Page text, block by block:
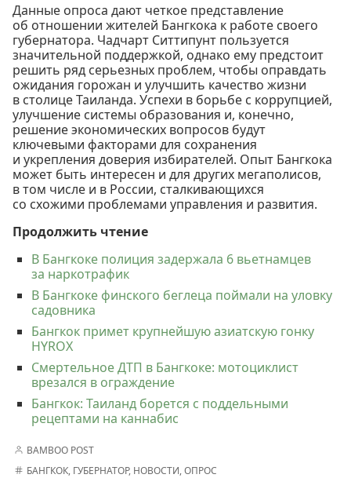
Данные опроса дают четкое представление
об отношении жителей Бангкока к работе своего
губернатора. Чадчарт Ситтипунт пользуется
значительной поддержкой, однако ему предстоит
решить ряд серьезных проблем, чтобы оправдать
ожидания горожан и улучшить качество жизни
в столице Таиланда. Успехи в борьбе с коррупцией,
улучшение системы образования и, конечно,
решение экономических вопросов будут
ключевыми факторами для сохранения
и укрепления доверия избирателей. Опыт Бангкока
может быть интересен и для других мегаполисов,
в том числе и в России, сталкивающихся
со схожими проблемами управления и развития.
Продолжить чтение
В Бангкоке полиция задержала 6 вьетнамцев
за наркотрафик
В Бангкоке финского беглеца поймали на уловку
садовника
Бангкок примет крупнейшую азиатскую гонку
HYROX
Смертельное ДТП в Бангкоке: мотоциклист
врезался в ограждение
Бангкок: Таиланд борется с поддельными
рецептами на каннабис
BAMBOO POST
БАНГКОК, ГУБЕРНАТОР, НОВОСТИ,ОПРОС